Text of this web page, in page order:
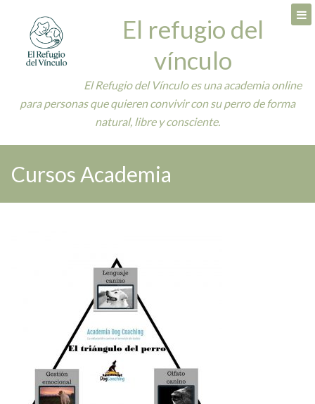
content
El refugio del
vínculo
El Refugio del Vínculo es una academia online
para personas que quieren convivir con su perro de forma
natural, libre y consciente.
Cursos Academia